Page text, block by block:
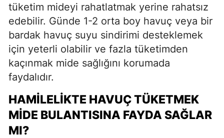
tüketim mideyi rahatlatmak yerine rahatsız
edebilir. Günde 1-2 orta boy havuç veya bir
bardak havuç suyu sindirimi desteklemek
için yeterli olabilir ve fazla tüketimden
kaçınmak mide sağlığını korumada
faydalıdır.
HAMILELIKTE HAVUÇ TÜKETMEK
MIDE BULANTISINA FAYDA SAĞLAR
MI?